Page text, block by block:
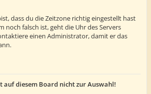
dass du die Zeitzone richtig eingestellt hast
noch falsch ist, geht die Uhr des Servers
einen Administrator, damit er das
auf diesem Board nicht zur Auswahl!